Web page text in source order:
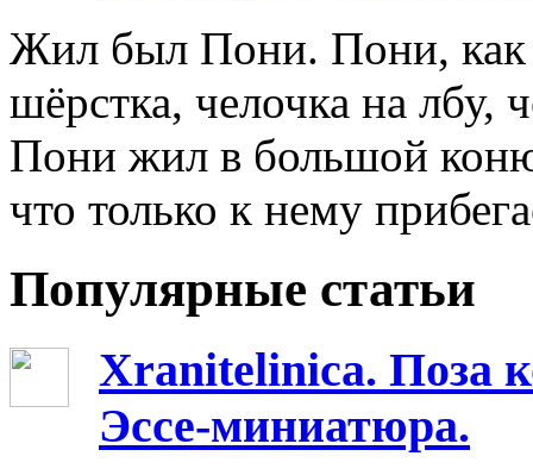
Жил был Пони. Пони, как
шёрстка, челочка на лбу,
Пони жил в большой
что только к нему
Популярные статьи
Xranitelinica. Поза
Эссе-миниатюра.